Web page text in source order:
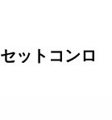
ットコンロ